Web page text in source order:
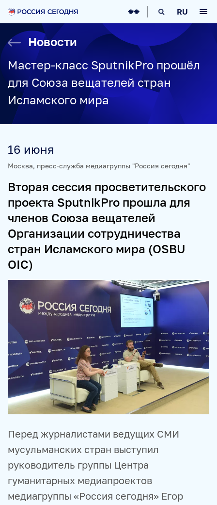
О НАС
О МЕДИАГРУППЕ
ИСТОРИЯ
СОЦИАЛЬНАЯ ОТВЕТСТВЕННОСТЬ
РУКОВОДСТВО
КАРЬЕРА
СТАЖИРОВКА
IT-ВОЗМОЖНОСТИ
НАГРАДЫ
НАШИ СМИ
РИА НОВОСТИ
СОЦИАЛЬНЫЙ НАВИГАТОР
ПРОЕКТЫ
SPUTNIKPRO
КОНКУРС ИМЕНИ СТЕНИНА
ФЕСТИВАЛЬ KOKTEBEL JAZZ PARTY
ПОЖАЛУЙСТА, ДЫШИТЕ!
НЮРНБЕРГ. НАЧАЛО МИРА
ПРОДУКТЫ И СЕРВИСЫ
НОВОСТНЫЕ ЛЕНТЫ
МЕДИАБАНК
РЕКЛАМА И СПЕЦПРОЕКТЫ
РЕЙТИНГИ И АНАЛИТИКА
БАЗА АНОНСОВ
ПЕРЕВОДЫ
ФОТОХОСТИНГИ
ФОТОВЫСТАВКИ
ТРЕНИНГИ
МУЛЬТИМЕДИЙНЫЙ ПРЕСС-ЦЕНТР
RU
Новости
Мастер-класс SputnikPro прошёл
для Союза вещателей стран
Исламского мира
16 июня
Москва, пресс-служба медиагруппы "Россия сегодня"
Вторая сессия просветительского
проекта SputnikPro прошла для
членов Союза вещателей
Организации сотрудничества
стран Исламского мира (OSBU
OIC)
Перед журналистами ведущих СМИ
мусульманских стран выступил
руководитель группы Центра
гуманитарных медиапроектов
медиагруппы «Россия сегодня» Егор